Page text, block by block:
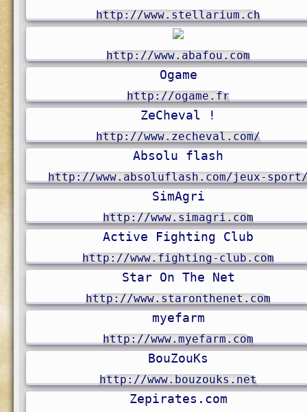
http://www.stellarium.ch
http://www.abafou.com
Ogame
http://ogame.fr
ZeCheval !
http://www.zecheval.com/
Absolu flash
http://www.absoluflash.com/jeux-
SimAgri
http://www.simagri.com
Active Fighting Club
http://www.fighting-club.com
Star On The Net
http://www.staronthenet.com
myefarm
http://www.myefarm.com
BouZouKs
http://www.bouzouks.net
Zepirates.com